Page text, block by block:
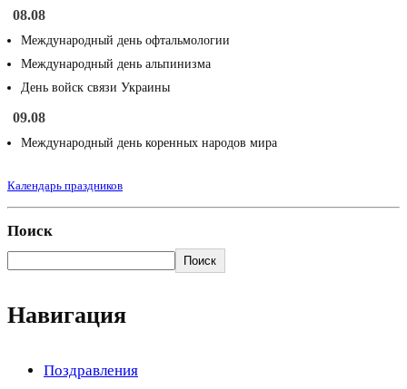
08.08
Международный день офтальмологии
Международный день альпинизма
День войск связи Украины
09.08
Международный день коренных народов мира
Календарь праздников
Поиск
Поиск
Навигация
Поздравления